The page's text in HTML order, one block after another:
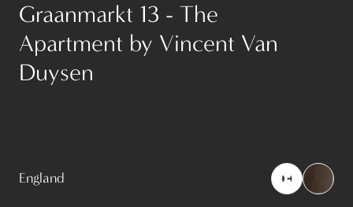
Graanmarkt 13 - The
Apartment by Vincent Van
Duysen
England